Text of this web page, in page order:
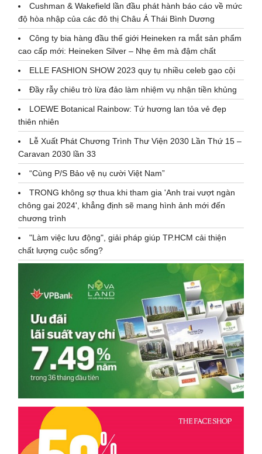
Cushman & Wakefield lần đầu phát hành báo cáo về mức
độ hòa nhập của các đô thị Châu Á Thái Bình Dương
Công ty bia hàng đầu thế giới Heineken ra mắt sản phẩm
cao cấp mới: Heineken Silver – Nhẹ êm mà đậm chất
ELLE FASHION SHOW 2023 quy tụ nhiều celeb gạo cội
Đầy rẫy chiêu trò lừa đảo làm nhiệm vụ nhận tiền khủng
LOEWE Botanical Rainbow: Tứ hương lan tỏa vẻ đẹp
thiên nhiên
Lễ Xuất Phát Chương Trình Thư Viện 2030 Lần Thứ 15 –
Caravan 2030 lần 33
“Cùng P/S Bảo vệ nụ cười Việt Nam”
TRONG không sợ thua khi tham gia 'Anh trai vượt ngàn
chông gai 2024', khẳng định sẽ mang hình ảnh mới đến
chương trình
"Làm việc lưu động", giải pháp giúp TP.HCM cải thiện
chất lượng cuộc sống?